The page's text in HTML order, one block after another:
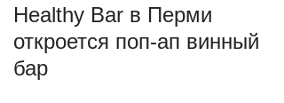
Healthy Bar в Перми
откроется поп-ап винный
бар